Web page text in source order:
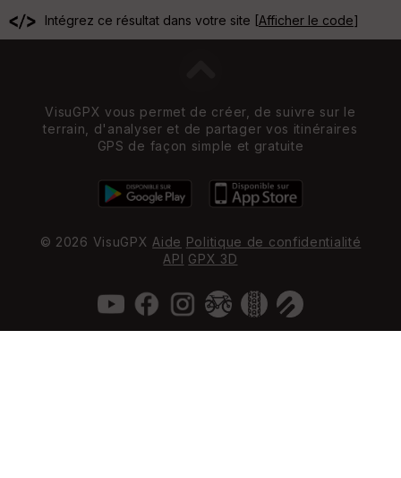
Intégrez ce résultat dans votre site [Afficher le code]
VisuGPX vous permet de créer, de suivre sur le
terrain, d'analyser et de partager vos itinéraires
GPS de façon simple et gratuite
© 2026 VisuGPX Aide Politique de confidentialité
API GPX 3D